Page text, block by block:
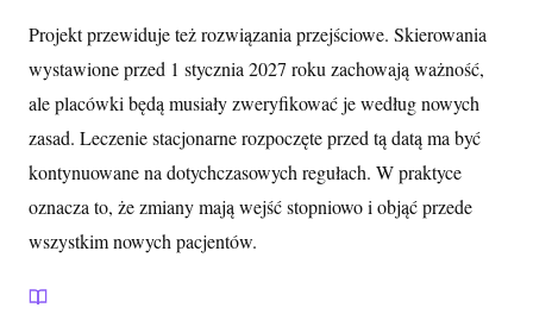
Projekt przewiduje też rozwiązania przejściowe. Skierowania
wystawione przed 1 stycznia 2027 roku zachowają ważność,
ale placówki będą musiały zweryfikować je według nowych
zasad. Leczenie stacjonarne rozpoczęte przed tą datą ma być
kontynuowane na dotychczasowych regułach. W praktyce
oznacza to, że zmiany mają wejść stopniowo i objąć przede
wszystkim nowych pacjentów.